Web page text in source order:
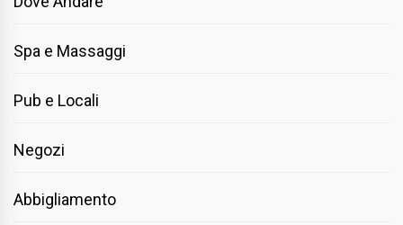
Spa e Massaggi
Pub e Locali
Negozi
Abbigliamento